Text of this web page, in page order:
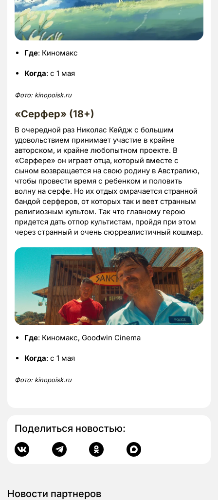
Где: Киномакс
Когда: с 1 мая
Фото: kinopoisk.ru
«Серфер» (18+)
В очередной раз Николас Кейдж с большим
удовольствием принимает участие в крайне
авторском, и крайне любопытном проекте. В
«Серфере» он играет отца, который вместе с
сыном возвращается на свою родину в Австралию,
чтобы провести время с ребенком и половить
волну на серфе. Но их отдых омрачается странной
бандой серферов, от которых так и веет странным
религиозным культом. Так что главному герою
придется дать отпор культистам, пройдя при этом
через странный и очень сюрреалистичный кошмар.
Где: Киномакс, Goodwin Cinema
Когда: с 1 мая
Фото: kinopoisk.ru
Поделиться новостью:
Новости партнеров